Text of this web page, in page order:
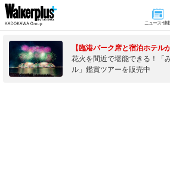
ニュース･連
【臨港パーク席と宿泊ホテル
花火を間近で堪能できる！「
ル」鑑賞ツアーを販売中